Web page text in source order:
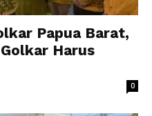
Papua Barat,
Harus
0